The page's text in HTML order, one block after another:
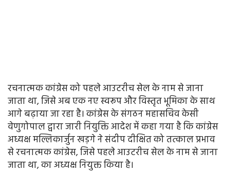
रचनात्मक कांग्रेस को पहले आउटरीच सेल के नाम से जाना
जाता था, जिसे अब एक नए स्वरूप और विस्तृत भूमिका के साथ
आगे बढ़ाया जा रहा है। कांग्रेस के संगठन महासचिव केसी
वेणुगोपाल द्वारा जारी नियुक्ति आदेश में कहा गया है कि कांग्रेस
अध्यक्ष मल्लिकार्जुन खड़गे ने संदीप दीक्षित को तत्काल प्रभाव
से रचनात्मक कांग्रेस, जिसे पहले आउटरीच सेल के नाम से जाना
जाता था, का अध्यक्ष नियुक्त किया है।